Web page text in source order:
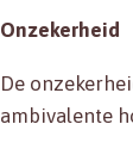
Onzekerheid
De
ambivalente